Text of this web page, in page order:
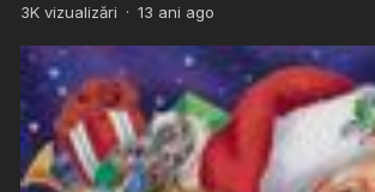
3Kvizualizări · 13 ani ago